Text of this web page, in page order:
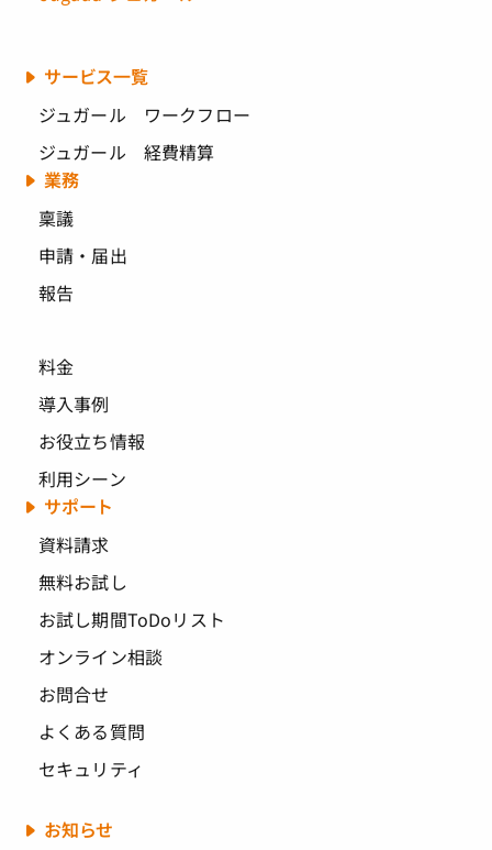
サービス一覧
ジュガール ワークフロー
ジュガール 経費精算
業務
稟議
申請・届出
報告
料金
導入事例
お役立ち情報
利用シーン
サポート
資料請求
無料お試し
お試し期間ToDoリスト
オンライン相談
お問合せ
よくある質問
セキュリティ
お知らせ